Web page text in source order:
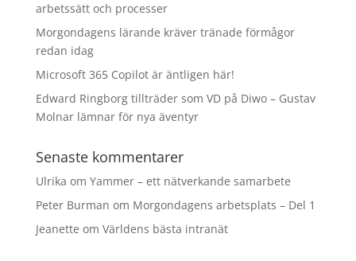
arbetssätt och processer
Morgondagens lärande kräver tränade förmågor
redan idag
Microsoft 365 Copilot är äntligen här!
Edward Ringborg tillträder som VD på Diwo – Gustav
Molnar lämnar för nya äventyr
Senaste kommentarer
Ulrika om Yammer – ett nätverkande samarbete
Peter Burman om Morgondagens arbetsplats – Del 1
Jeanette om Världens bästa intranät